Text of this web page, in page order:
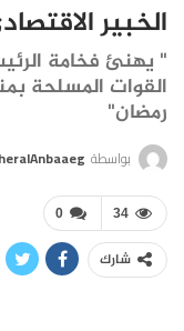
الخبير
" يهنئ فخامة
القوات المسلحة
رمضان"
بواسطة
0 34
شارك